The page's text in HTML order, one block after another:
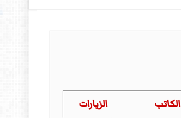
الكاتب
الزيارات